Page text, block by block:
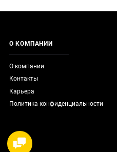
О КОМПАНИИ
О компании
Контакты
Карьера
Политика конфиденциальности